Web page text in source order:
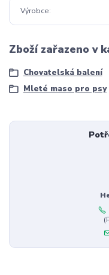
Výrobce
Zboží zařazeno v
Chovatelská balení
Mleté maso pro psy